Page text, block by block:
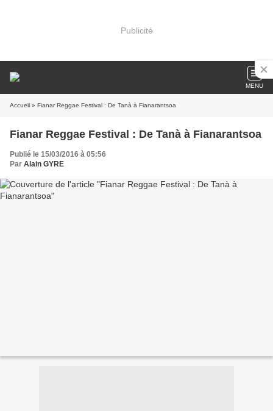
Publicité
MENU
Accueil » Fianar Reggae Festival : De Tanà à Fianarantsoa
Fianar Reggae Festival : De Tanà à Fianarantsoa
Publié le 15/03/2016 à 05:56
Par Alain GYRE